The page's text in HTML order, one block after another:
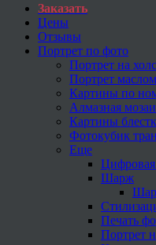
Заказать
Цены
Отзывы
Портрет по фото
Портрет на
Портрет маслом
Картины по
Алмазная
Картины
Фотокубик
Еще
Шарж
Печать
Портрет